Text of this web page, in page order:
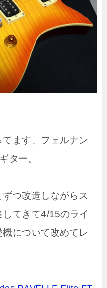
ます、フェルナン
ター。
つ改造しながらス
てきて4/15のライ
について改めてレ